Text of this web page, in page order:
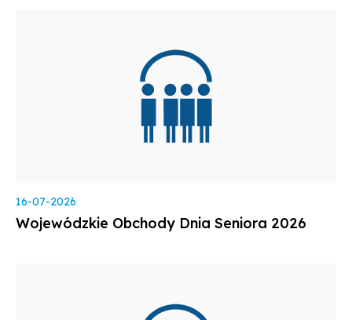
16-07-2026
Wojewódzkie Obchody Dnia Seniora 2026